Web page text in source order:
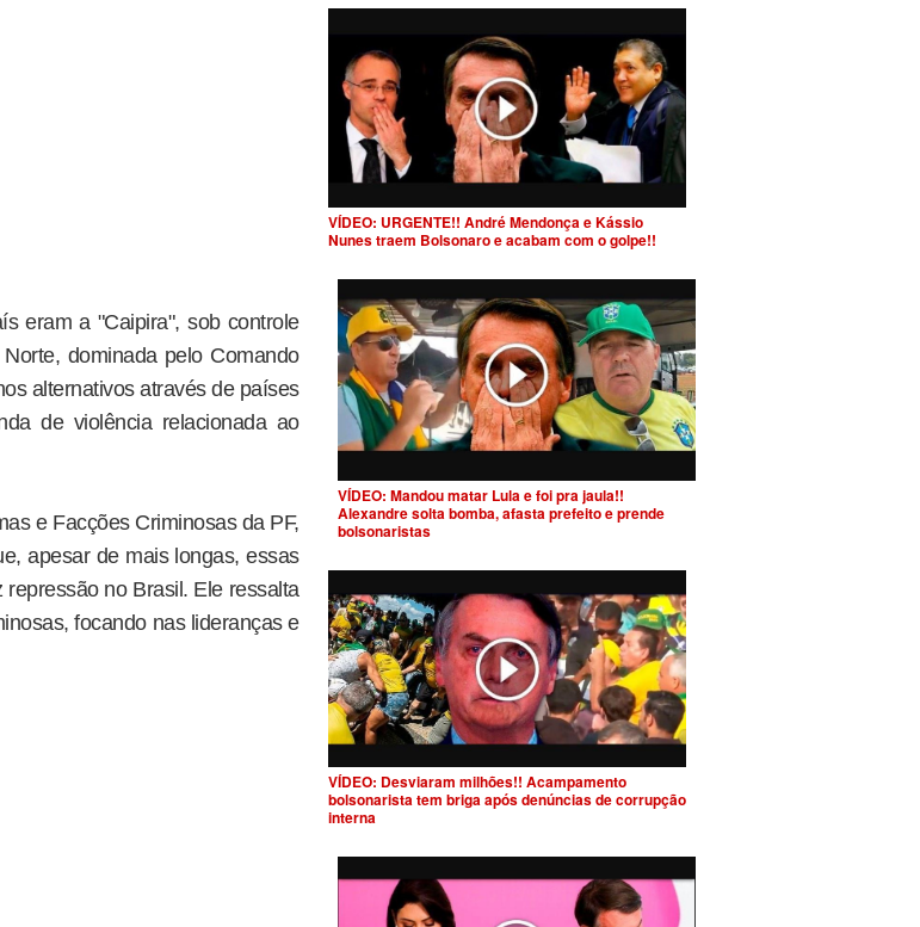
eram a "Caipira", sob controle
dominada pelo Comando
alternativos através de países
de violência relacionada ao
e Facções Criminosas da PF,
apesar de mais longas, essas
no Brasil. Ele ressalta
focando nas lideranças e
VÍDEO: URGENTE!! André Mendonça e Kássio
Nunes traem Bolsonaro e acabam com o golpe!!
VÍDEO: Mandou matar Lula e foi pra jaula!!
Alexandre solta bomba, afasta prefeito e prende
bolsonaristas
VÍDEO: Desviaram milhões!! Acampamento
bolsonarista tem briga após denúncias de corrupção
interna